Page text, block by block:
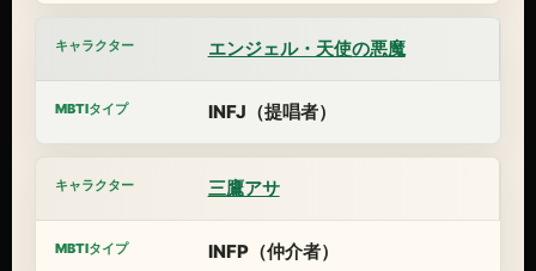
エンジェル・天使の悪魔
INFJ（提唱者）
三鷹アサ
INFP（仲介者）